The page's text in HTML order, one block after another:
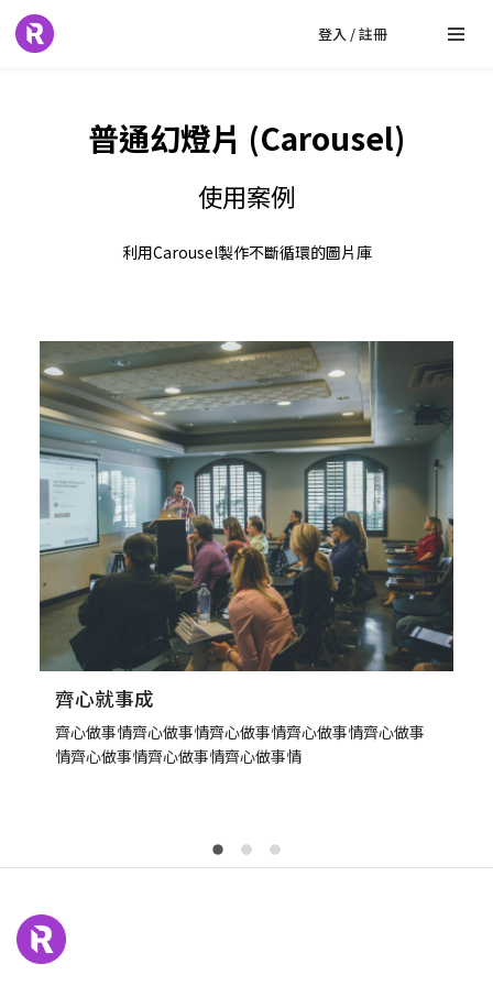
登入 / 註冊
普通幻燈片 (Carousel)
使用案例
利用Carousel製作不斷循環的圖片庫
齊心就事成
齊心做事情齊心做事情齊心做事情齊心做事情齊心做事
情齊心做事情齊心做事情齊心做事情